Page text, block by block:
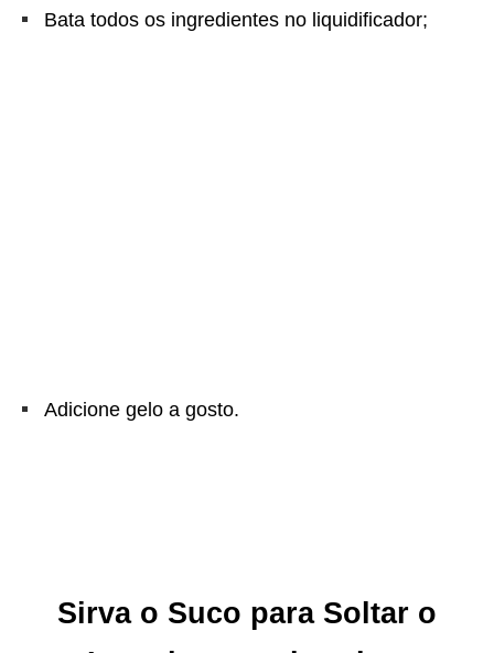
Bata todos os ingredientes no liquidificador;
Adicione gelo a gosto.
Sirva o Suco para Soltar o